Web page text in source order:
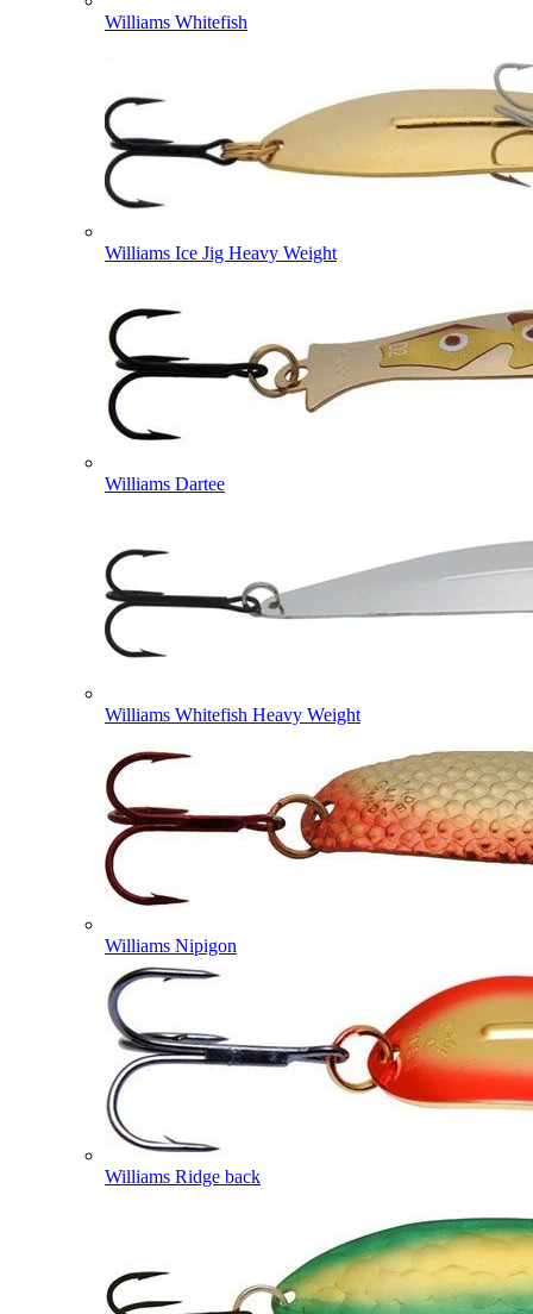
Williams Whitefish
Williams Ice Jig Heavy Weight
Williams Dartee
Williams Whitefish Heavy Weight
Williams Nipigon
Williams Ridge back